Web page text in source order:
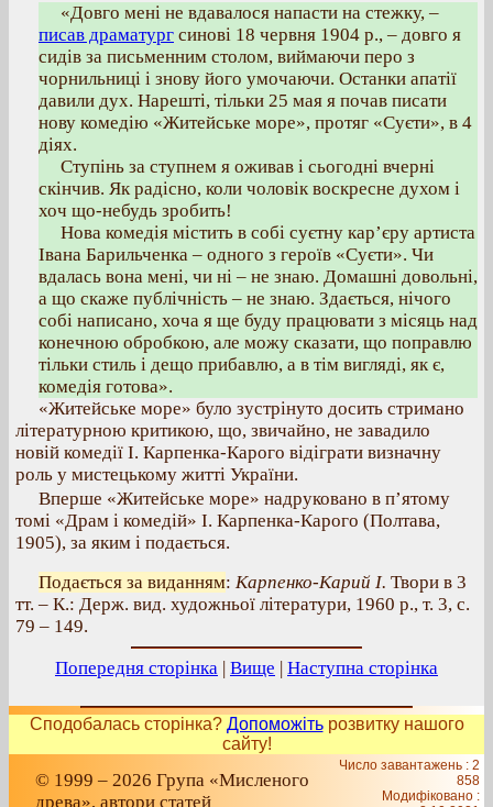
«Довго мені не вдавалося напасти на стежку, –
писав драматург синові 18 червня 1904 р., – довго я
сидів за письменним столом, виймаючи перо з
чорнильниці і знову його умочаючи. Останки апатії
давили дух. Нарешті, тільки 25 мая я почав писати
нову комедію «Житейське море», протяг «Суєти», в 4
діях.
Ступінь за ступнем я оживав і сьогодні вчерні
скінчив. Як радісно, коли чоловік воскресне духом і
хоч що-небудь зробить!
Нова комедія містить в собі суєтну кар’єру артиста
Івана Барильченка – одного з героїв «Суєти». Чи
вдалась вона мені, чи ні – не знаю. Домашні довольні,
а що скаже публічність – не знаю. Здається, нічого
собі написано, хоча я ще буду працювати з місяць над
конечною обробкою, але можу сказати, що поправлю
тільки стиль і дещо прибавлю, а в тім вигляді, як є,
комедія готова».
«Житейське море» було зустрінуто досить стримано
літературною критикою, що, звичайно, не завадило
новій комедії І. Карпенка-Карого відіграти визначну
роль у мистецькому житті України.
Вперше «Житейське море» надруковано в п’ятому
томі «Драм і комедій» І. Карпенка-Карого (Полтава,
1905), за яким і подається.
Подається за виданням: Карпенко-Карий І. Твори в 3
тт. – К.: Держ. вид. художньої літератури, 1960 р., т. 3, с.
79 – 149.
Попередня сторінка | Вище | Наступна сторінка
Сподобалась сторінка? Допоможітьрозвитку нашого
сайту!
© 1999 – 2026 Група «Мисленого
древа», автори статей
Число завантажень : 2
858
Модифіковано :